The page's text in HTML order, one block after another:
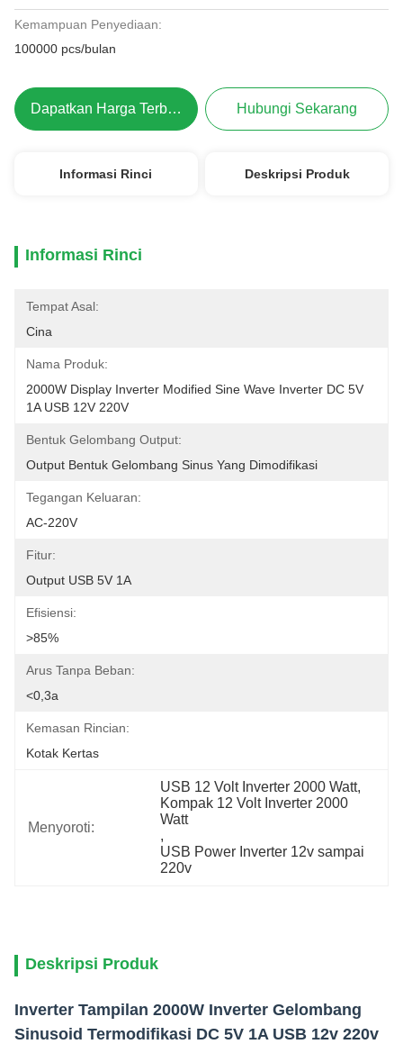
Kemampuan Penyediaan:
100000 pcs/bulan
Dapatkan Harga Terbaik Hubungi Sekarang
Informasi Rinci Deskripsi Produk
Informasi Rinci
Tempat Asal:
Cina
Nama Produk:
2000W Display Inverter Modified Sine Wave Inverter DC 5V
1A USB 12V 220V
Bentuk Gelombang Output:
Output Bentuk Gelombang Sinus Yang Dimodifikasi
Tegangan Keluaran:
AC-220V
Fitur:
Output USB 5V 1A
Efisiensi:
>85%
Arus Tanpa Beban:
<0,3a
Kemasan Rincian:
Kotak Kertas
Menyoroti:
USB 12 Volt Inverter 2000 Watt,
Kompak 12 Volt Inverter 2000
Watt
,
USB Power Inverter 12v sampai
220v
Deskripsi Produk
Inverter Tampilan 2000W Inverter Gelombang
Sinusoid Termodifikasi DC 5V 1A USB 12v 220v